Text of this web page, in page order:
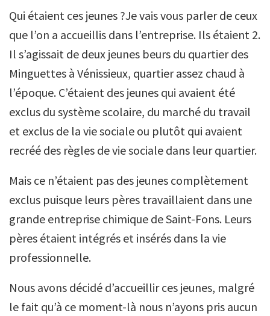
Qui étaient ces jeunes ?Je vais vous parler de ceux
que l’on a accueillis dans l’entreprise. Ils étaient 2.
Il s’agissait de deux jeunes beurs du quartier des
Minguettes à Vénissieux, quartier assez chaud à
l’époque. C’étaient des jeunes qui avaient été
exclus du système scolaire, du marché du travail
et exclus de la vie sociale ou plutôt qui avaient
recréé des règles de vie sociale dans leur quartier.
Mais ce n’étaient pas des jeunes complètement
exclus puisque leurs pères travaillaient dans une
grande entreprise chimique de Saint-Fons. Leurs
pères étaient intégrés et insérés dans la vie
professionnelle.
Nous avons décidé d’accueillir ces jeunes, malgré
le fait qu’à ce moment-là nous n’ayons pris aucun